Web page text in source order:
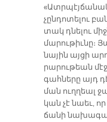
չըն­դո­տե­լու
տակ դնե­լու
մա­րու­թիւ­նը։
նա­յին այ­ցի
րա­րու­թեան
գահ­նե­րը այդ
ման ուղ­ղեալ
կան չէ նաեւ,
ճա­նի